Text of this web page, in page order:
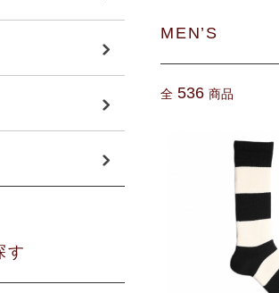
MEN’S
全 536 商品
す